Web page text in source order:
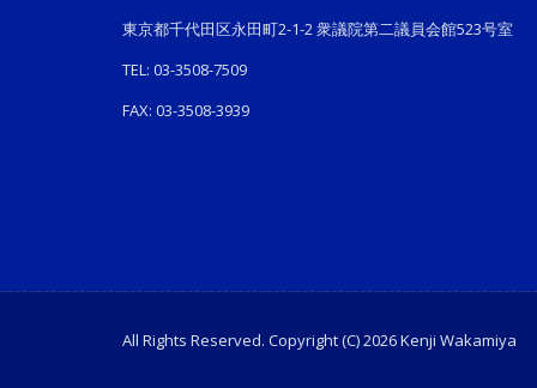
東京都千代田区永田町2-1-2 衆議院第二議員会館523号室
TEL: 03-3508-7509
FAX: 03-3508-3939
All Rights Reserved. Copyright (C) 2026 Kenji Wakamiya